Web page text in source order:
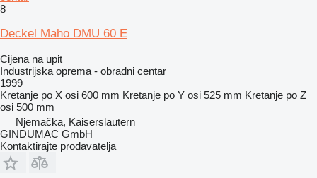
8
Deckel Maho DMU 60 E
Cijena na upit
Industrijska oprema - obradni centar
1999
Kretanje po X osi 600 mm Kretanje po Y osi 525 mm Kretanje po Z
osi 500 mm
Njemačka, Kaiserslautern
GINDUMAC GmbH
Kontaktirajte prodavatelja